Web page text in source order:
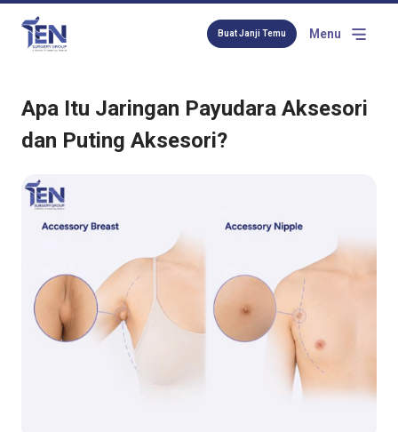
Buat Janji Temu Menu
Apa Itu Jaringan Payudara Aksesori
dan Puting Aksesori?